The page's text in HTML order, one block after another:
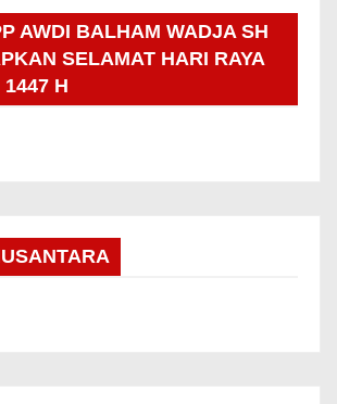
AWDI BALHAM WADJA SH
SELAMAT HARI RAYA
H